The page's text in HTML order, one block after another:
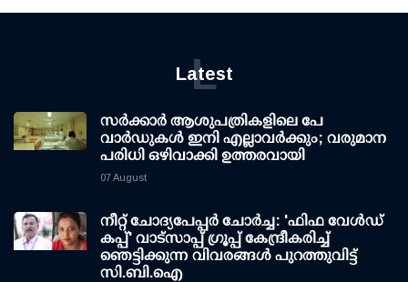
Latest
L
സര്‍ക്കാര്‍ ആശുപത്രികളിലെ പേ
വാര്‍ഡുകള്‍ ഇനി എല്ലാവര്‍ക്കും; വരുമാന
പരിധി ഒഴിവാക്കി ഉത്തരവായി
07 August
നീറ്റ് ചോദ്യപേപ്പര്‍ ചോര്‍ച്ച: 'ഫിഫ വേള്‍ഡ്
കപ്പ്' വാട്സാപ്പ് ഗ്രൂപ്പ് കേന്ദ്രീകരിച്ച്
ഞെട്ടിക്കുന്ന വിവരങ്ങള്‍ പുറത്തുവിട്ട്
സി.ബി.ഐ